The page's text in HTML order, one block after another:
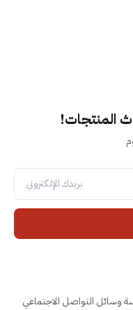
المنتجات!
وسائل التواصل الاجتماعي